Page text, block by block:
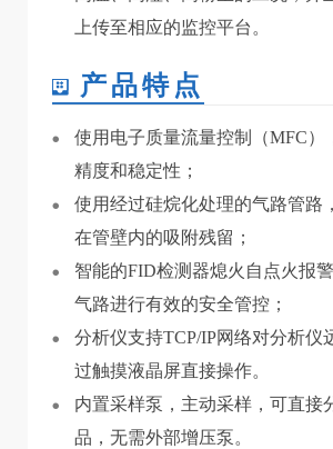
上传至相应的监控平台。
产品特点
使用电子质量流量控制（MFC）
精度和稳定性；
使用经过硅烷化处理的气路管路
在管壁内的吸附残留；
智能的FID检测器熄火自点火报
气路进行有效的安全管控；
分析仪支持TCP/IP网络对分析仪
过触摸液晶屏直接操作。
内置采样泵，主动采样，可直接
品，无需外部增压泵。